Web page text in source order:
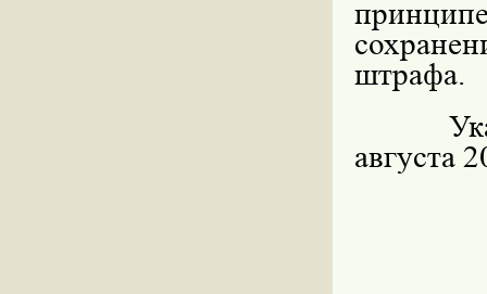
штрафа.
августа